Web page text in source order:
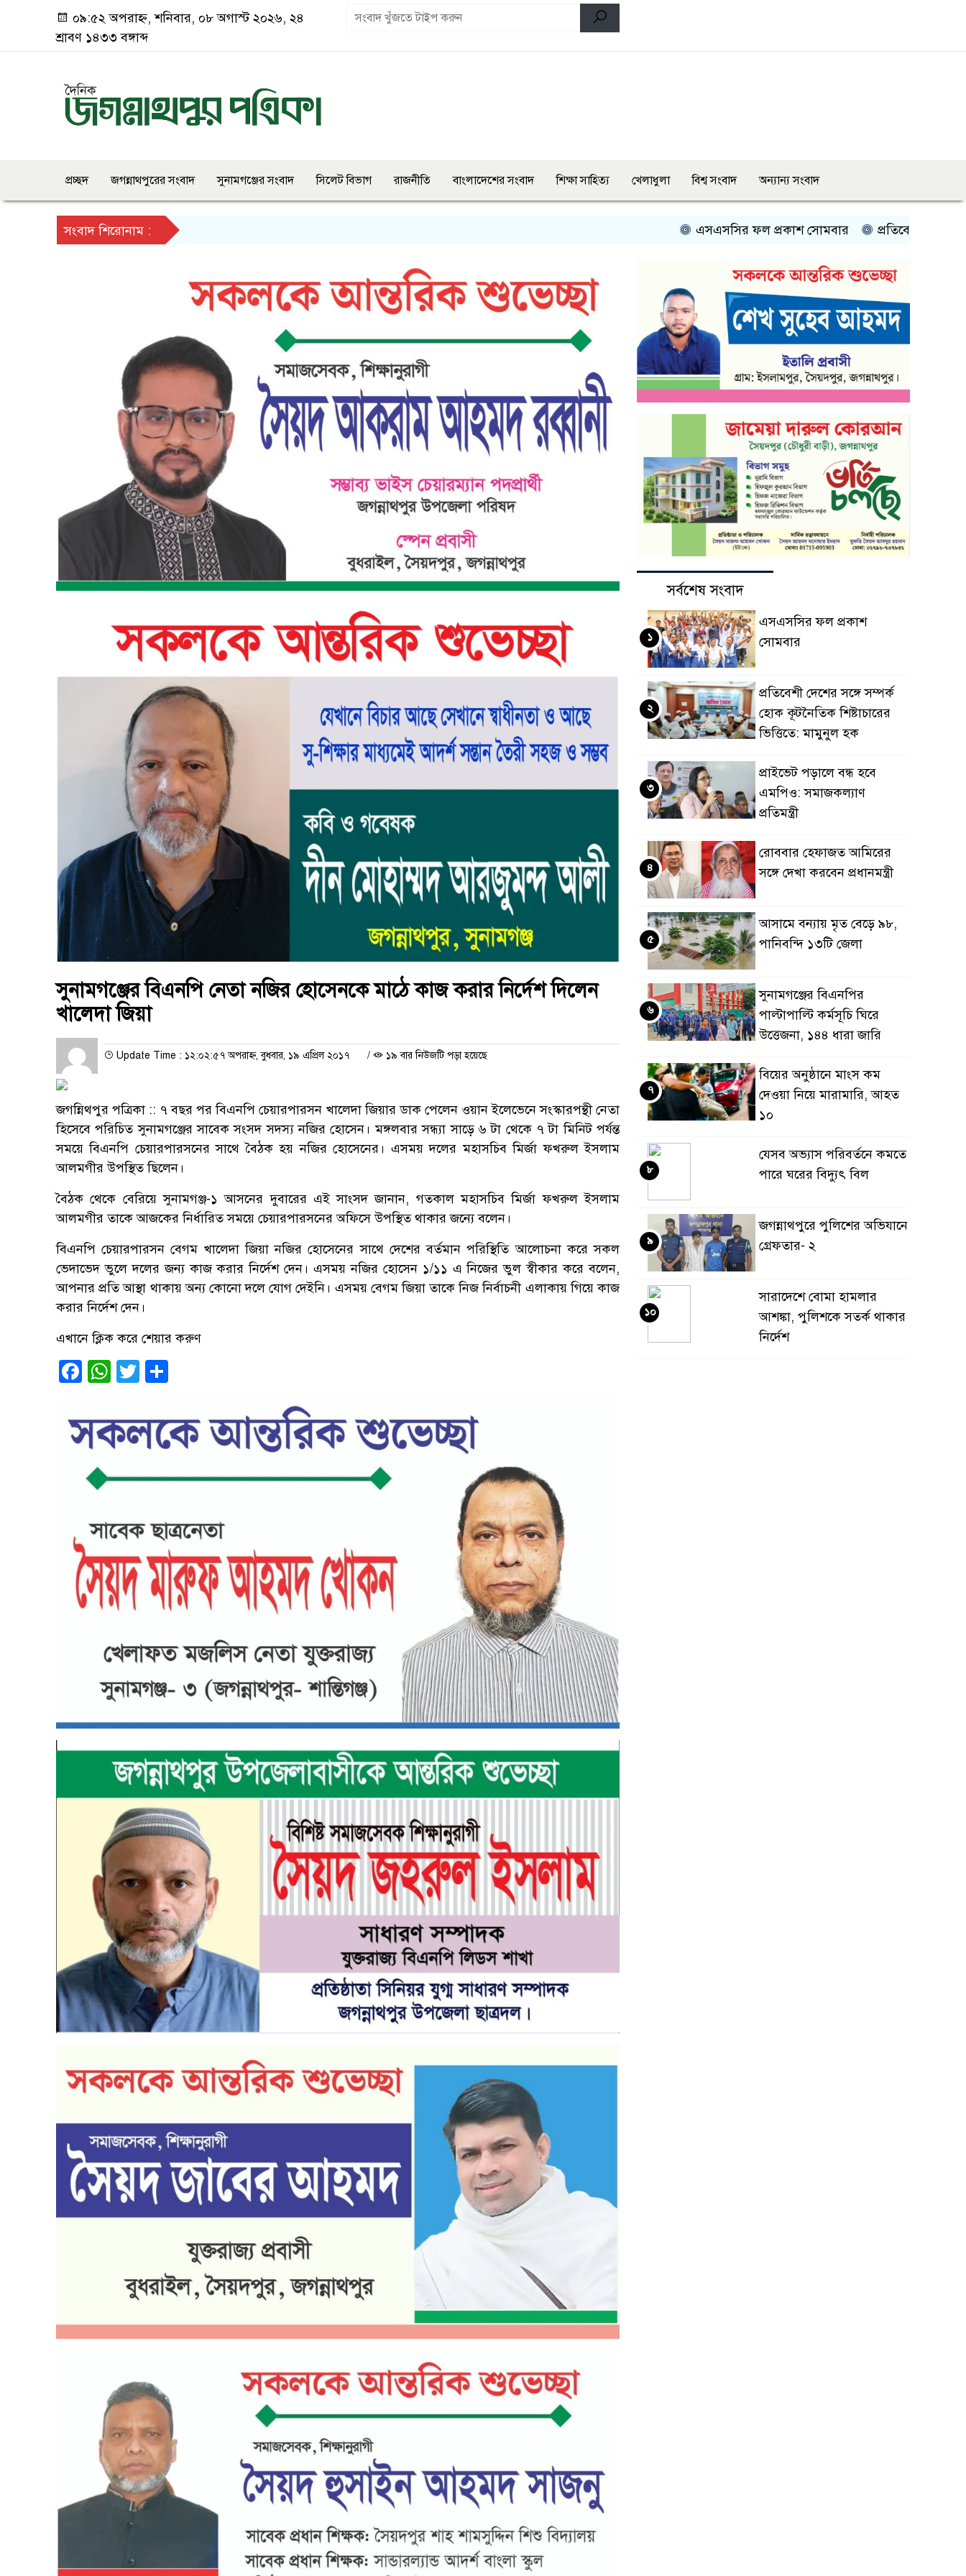
০৯:৫২ অপরাহ্ন, শনিবার, ০৮ অগাস্ট ২০২৬, ২৪
শ্রাবণ ১৪৩৩ বঙ্গাব্দ
প্রচ্ছদ জগন্নাথপুরের সংবাদ সুনামগঞ্জের সংবাদ সিলেট বিভাগ রাজনীতি বাংলাদেশের সংবাদ শিক্ষা সাহিত্য খেলাধুলা বিশ্ব সংবাদ অন্যান্য সংবাদ
সংবাদ শিরোনাম : এসএসসির ফল প্রকাশ সোমবার প্রতিবেশী দেশের সঙ্গে
সুনামগঞ্জের বিএনপি নেতা নজির হোসেনকে মাঠে কাজ করার নির্দেশ দিলেন
খালেদা জিয়া
Update Time : ১২:০২:৫৭ অপরাহ্ন, বুধবার, ১৯ এপ্রিল ২০১৭ / ১৯ বার নিউজটি পড়া হয়েছে
জগন্নিথপুর পত্রিকা :: ৭ বছর পর বিএনপি চেয়ারপারসন খালেদা জিয়ার ডাক পেলেন ওয়ান ইলেভেনে সংস্কারপন্থী নেতা
হিসেবে পরিচিত সুনামগঞ্জের সাবেক সংসদ সদস্য নজির হোসেন। মঙ্গলবার সন্ধ্যা সাড়ে ৬ টা থেকে ৭ টা মিনিট পর্যন্ত
সময়ে বিএনপি চেয়ারপারসনের সাথে বৈঠক হয় নজির হোসেনের। এসময় দলের মহাসচিব মির্জা ফখরুল ইসলাম
আলমগীর উপস্থিত ছিলেন।
বৈঠক থেকে বেরিয়ে সুনামগঞ্জ-১ আসনের দুবারের এই সাংসদ জানান, গতকাল মহাসচিব মির্জা ফখরুল ইসলাম
আলমগীর তাকে আজকের নির্ধারিত সময়ে চেয়ারপারসনের অফিসে উপস্থিত থাকার জন্যে বলেন।
বিএনপি চেয়ারপারসন বেগম খালেদা জিয়া নজির হোসেনের সাথে দেশের বর্তমান পরিস্থিতি আলোচনা করে সকল
ভেদাভেদ ভুলে দলের জন্য কাজ করার নির্দেশ দেন। এসময় নজির হোসেন ১/১১ এ নিজের ভুল স্বীকার করে বলেন,
আপনার প্রতি আস্থা থাকায় অন্য কোনো দলে যোগ দেইনি। এসময় বেগম জিয়া তাকে নিজ নির্বাচনী এলাকায় গিয়ে কাজ
করার নির্দেশ দেন।
এখানে ক্লিক করে শেয়ার করুণ
Facebook
WhatsApp
Twitter
সর্বশেষ সংবাদ
এসএসসির ফল প্রকাশ
সোমবার
১
প্রতিবেশী দেশের সঙ্গে সম্পর্ক
হোক কূটনৈতিক শিষ্টাচারের
ভিত্তিতে: মামুনুল হক
২
প্রাইভেট পড়ালে বন্ধ হবে
এমপিও: সমাজকল্যাণ
প্রতিমন্ত্রী
৩
রোববার হেফাজত আমিরের
সঙ্গে দেখা করবেন প্রধানমন্ত্রী
৪
আসামে বন্যায় মৃত বেড়ে ৯৮,
পানিবন্দি ১৩টি জেলা
৫
সুনামগঞ্জের বিএনপির
পাল্টাপাল্টি কর্মসূচি ঘিরে
উত্তেজনা, ১৪৪ ধারা জারি
৬
বিয়ের অনুষ্ঠানে মাংস কম
দেওয়া নিয়ে মারামারি, আহত
১০
৭
যেসব অভ্যাস পরিবর্তনে কমতে
পারে ঘরের বিদ্যুৎ বিল
৮
জগন্নাথপুরে পুলিশের অভিযানে
গ্রেফতার- ২
৯
সারাদেশে বোমা হামলার
আশঙ্কা, পুলিশকে সতর্ক থাকার
নির্দেশ
১০